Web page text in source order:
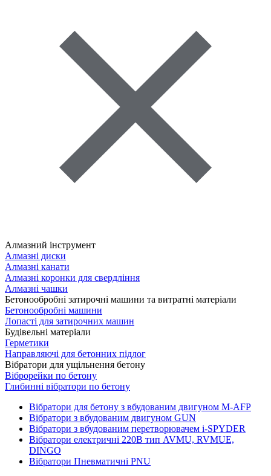
Алмазний інструмент
Алмазні диски
Алмазні канати
Алмазні коронки для свердління
Алмазні чашки
Бетонообробні затирочні машини та витратні матеріали
Бетонообробні машини
Лопасті для затирочних машин
Будівельні матеріали
Герметики
Направляючі для бетонних підлог
Вібратори для ущільнення бетону
Віброрейки по бетону
Глибинні вібратори по бетону
Вібратори для бетону з вбудованим двигуном M-AFP
Вібратори з вбудованим двигуном GUN
Вібратори з вбудованим перетворювачем i-SPYDER
Вібратори електричні 220B тип AVMU, RVMUE,
DINGO
Вібратори Пневматичні PNU